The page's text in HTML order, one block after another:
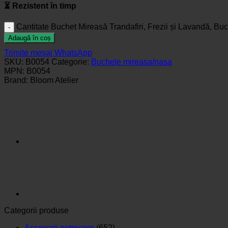
⏳ Rezistent în timp
Cantitate Buchet Mireasă Trandafiri, Frezii și Lavandă,
Adaugă în coș
Trimite mesaj WhatsApp
SKU: B0054 Categorie: Buchete mireasa/nasa
MPN: B0054
Brand: Bloom Atelier
Categorii produse